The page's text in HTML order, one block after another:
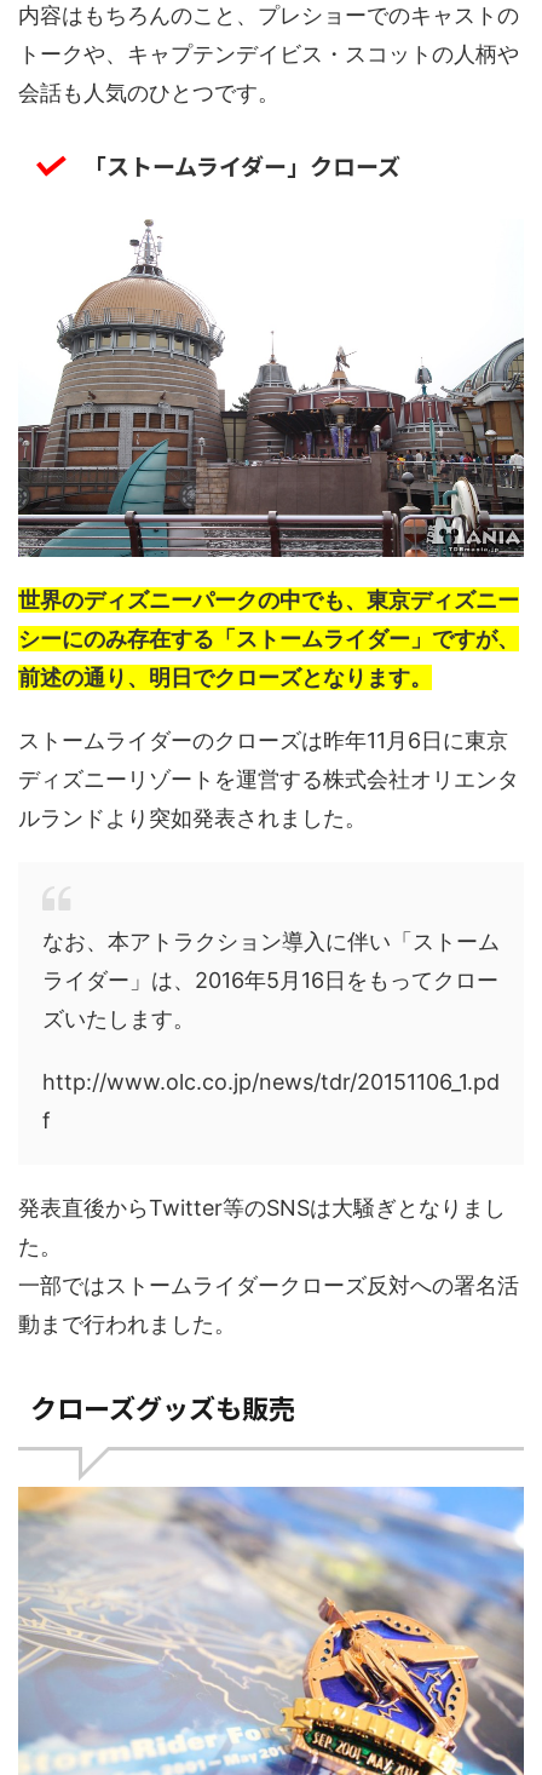
内容はもちろんのこと、プレショーでのキャストの
トークや、キャプテンデイビス・スコットの人柄や
会話も人気のひとつです。
「ストームライダー」クローズ
世界のディズニーパークの中でも、東京ディズニー
シーにのみ存在する「ストームライダー」ですが、
前述の通り、明日でクローズとなります。
ストームライダーのクローズは昨年11月6日に東京
ディズニーリゾートを運営する株式会社オリエンタ
ルランドより突如発表されました。
なお、本アトラクション導入に伴い「ストーム
ライダー」は、2016年5月16日をもってクロー
ズいたします。
http://www.olc.co.jp/news/tdr/20151106_1.pd
f
発表直後からTwitter等のSNSは大騒ぎとなりまし
た。
一部ではストームライダークローズ反対への署名活
動まで行われました。
クローズグッズも販売